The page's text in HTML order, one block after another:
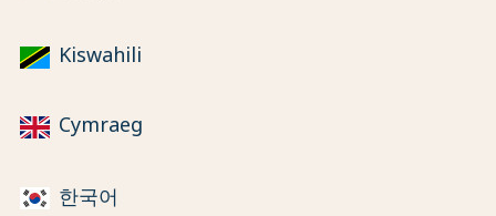
Kiswahili
Cymraeg
한국어